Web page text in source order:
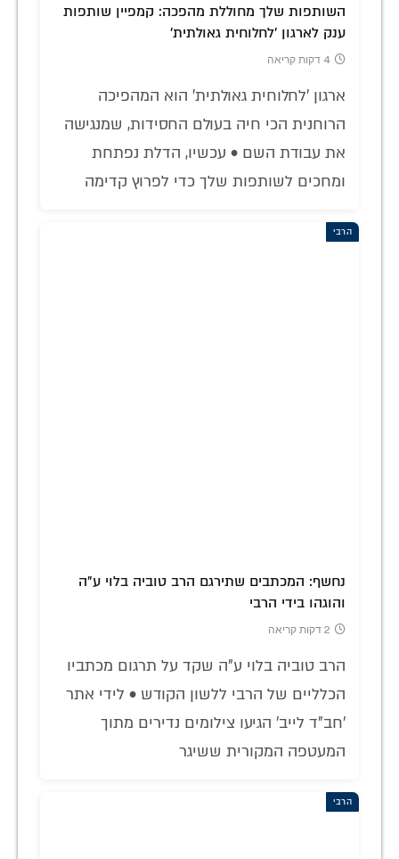
השותפות שלך מחוללת מהפכה: קמפיין שותפות
ענק לארגון 'לחלוחית גאולתית'
4 דקות קריאה
ארגון 'לחלוחית גאולתית' הוא המהפיכה
הרוחנית הכי חיה בעולם החסידות, שמנגישה
את עבודת השם • עכשיו, הדלת נפתחת
ומחכים לשותפות שלך כדי לפרוץ קדימה
הרבי
נחשף: המכתבים שתירגם הרב טוביה בלוי ע"ה
והוגהו בידי הרבי
2 דקות קריאה
הרב טוביה בלוי ע"ה שקד על תרגום מכתביו
הכלליים של הרבי ללשון הקודש • לידי אתר
'חב"ד לייב' הגיעו צילומים נדירים מתוך
המעטפה המקורית ששיגר
הרבי